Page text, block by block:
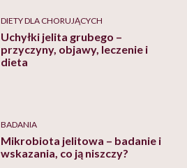
DIETY DLA CHORUJĄCYCH
Uchyłki jelita grubego –
przyczyny, objawy, leczenie i
dieta
BADANIA
Mikrobiota jelitowa – badanie i
wskazania, co ją niszczy?